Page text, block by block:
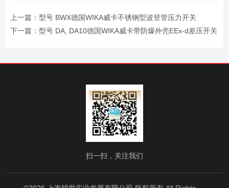
上一篇： 型号 BWX德国WIKA威卡不锈钢型波登管压力开关
下一篇： 型号 DA, DA10德国WIKA威卡带防爆外壳EEx-d差压开关
扫一扫，关注我们